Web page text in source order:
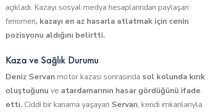
açıkladı. Kazayı sosyal medya hesaplarından paylaşan
fenomen, kazayı en az hasarla atlatmak için cenin
pozisyonu aldığını belirtti.
Kaza ve Sağlık Durumu
Deniz Servan motor kazası sonrasında sol kolunda kırık
oluştuğunu ve atardamarının hasar gördüğünü ifade
etti. Ciddi bir kanama yaşayan Servan, kendi imkanlarıyla